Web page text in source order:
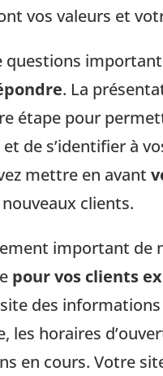
vos valeurs et
questions
. La
étape pour
de s’identifier à
mettre en avant
clients.
important de
pour vos clients
des
les horaires
en cours. Votre